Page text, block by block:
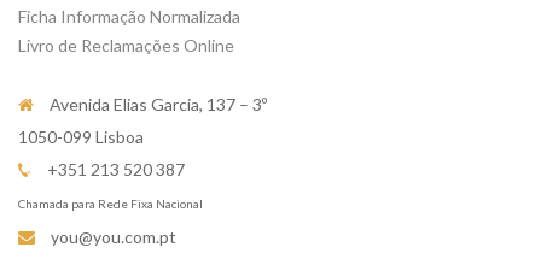
Ficha Informação Normalizada
Livro de Reclamações Online
Avenida Elias Garcia, 137 – 3º
1050-099 Lisboa
+351 213 520 387
Chamada para Rede Fixa Nacional
you@you.com.pt